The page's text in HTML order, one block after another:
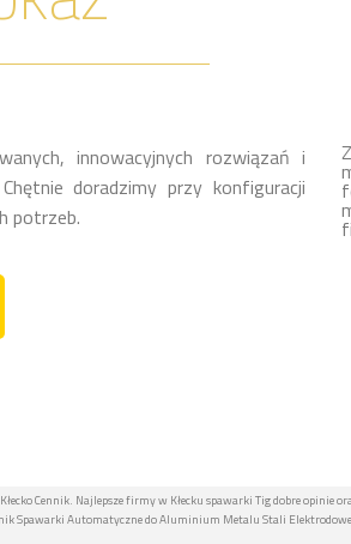
innowacyjnych rozwiązań i
doradzimy przy konfiguracji
potrzeb.
Cennik. Najlepsze firmy w Kłecku spawarki Tig dobre
Spawarki Automatyczne do Aluminium Metalu Stali